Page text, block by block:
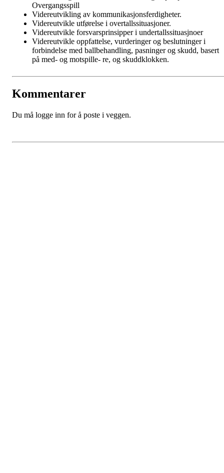
Overgangsspill
Videreutvikling av kommunikasjonsferdigheter.
Videreutvikle utførelse i overtallssituasjoner.
Videreutvikle forsvarsprinsipper i undertallssituasjnoer
Videreutvikle oppfattelse, vurderinger og beslutninger i
forbindelse med ballbehandling, pasninger og skudd, basert
på med- og motspille- re, og skuddklokken.
Kommentarer
Du må logge inn for å poste i veggen.